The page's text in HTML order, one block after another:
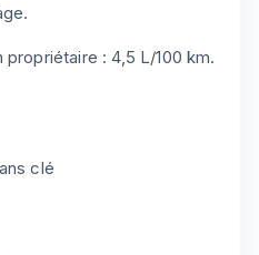
propriétaire : 4,5 L/100 km.
clé